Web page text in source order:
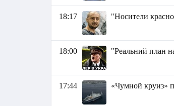
18:17 "Носители
18:00 "Реальний план
17:44 «Чумной круиз»